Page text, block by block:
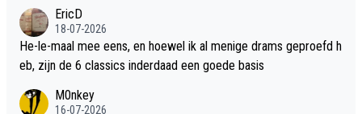
EricD
18-07-2026
He-le-maal mee eens, en hoewel ik al menige drams geproefd h
eb, zijn de 6 classics inderdaad een goede basis
M0nkey
16-07-2026